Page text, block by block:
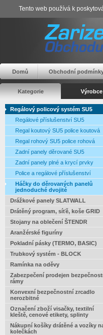
Domů Obchodní
Kategorie Výrobce
Regálový policový systém SU5
Regálové příslušenství SU5
Regal koutový SU5 police koutová
Regal rohový SU5 police rohová
Zadní panely děrované SU5
Zadní panely plné a krycí prvky
Police a regálové příslušenství
Háčky do děrovaných panelů
jednoduché dvojité
Drážkové panely SLATWALL
Drátěný program, síťě, koše GRID
Stojany na oblečení ŠTENDR
Aranžérské figuríny
Pokladní pásky (TERMO, BASIC)
Trubkový systém - BLOCK
Ramínka na oděvy
Zabezpečení prodejen
rámy
Konvexní bezpečnostní zrcadlo
nerozbitné
Označení zboží visačky, textilní
kleště, cenové etikety, splinty
Nákupní košíky drátěné a vozíky
kolečkách
Tento web používá k